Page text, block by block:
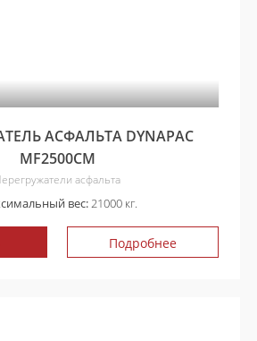
АСФАЛЬТА DYNAPAC
MF2500CM
асфальта
вес:21000 кг.
Подробнее